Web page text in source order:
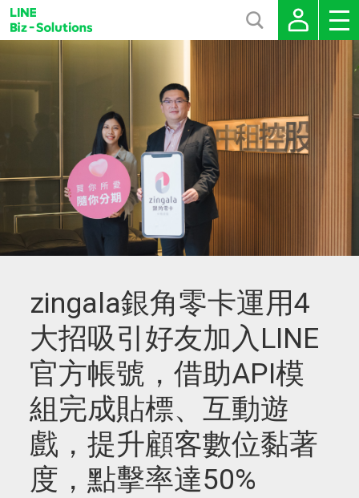
zingala銀角零卡運用4
大招吸引好友加入LINE
官方帳號，借助API模
組完成貼標、互動遊
戲，提升顧客數位黏著
度，點擊率達50%